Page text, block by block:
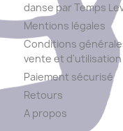
danse par Temps
Mentions légales
Conditions
vente et d'utilisation
Paiement sécurisé
Retours
A propos